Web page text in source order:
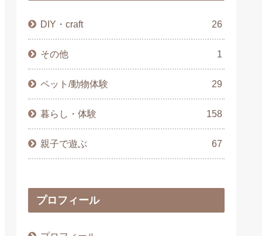
DIY・craft 26
その他 1
ペット/動物体験 29
暮らし・体験 158
親子で遊ぶ 67
プロフィール